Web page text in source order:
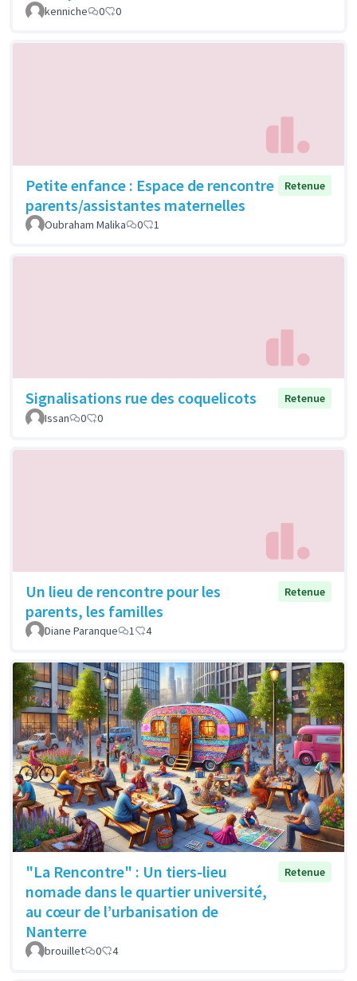
kenniche 0 0
Petite enfance : Espace de rencontre
parents/assistantes maternelles
Retenue
Oubraham Malika 0 1
Signalisations rue des coquelicots
Retenue
Issan
0 0
Un lieu de rencontre pour les
parents, les familles
Retenue
Diane Paranque 1 4
"La Rencontre" : Un tiers-lieu
nomade dans le quartier université,
au cœur de l’urbanisation de
Nanterre
Retenue
brouillet 0 4